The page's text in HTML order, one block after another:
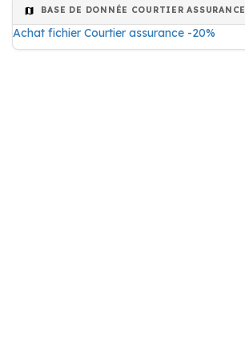
BASE DE DONNÉE COURTIER ASSURANCE
Achat fichier Courtier assurance -20%